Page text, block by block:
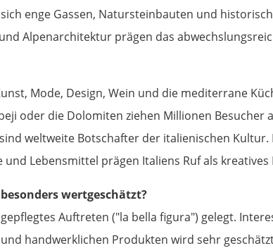
enge Gassen, Natursteinbauten und
Alpenarchitektur prägen das
Mode, Design, Wein und die mediterrane
oder die Dolomiten ziehen Millionen Besucher
weltweite Botschafter der italienischen Kultur.
und Lebensmittel prägen Italiens Ruf als kreatives
wertgeschätzt?
Auftreten ("la bella figura") gelegt.
handwerklichen Produkten wird sehr